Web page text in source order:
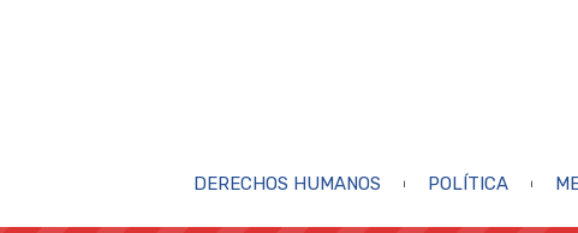
DERECHOS HUMANOS POLÍTICA